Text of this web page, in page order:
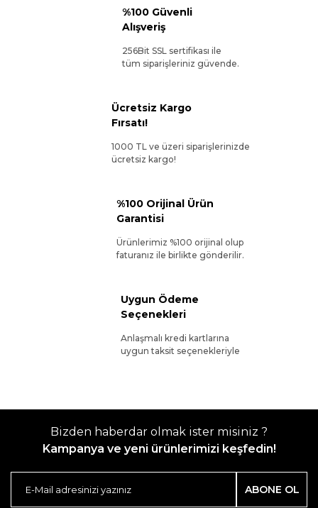
%100 Güvenli
Alışveriş
256Bit SSL sertifikası ile
tüm siparişleriniz güvende.
Ücretsiz Kargo
Fırsatı!
1000 TL ve üzeri siparişlerinizde
ücretsiz kargo!
%100 Orijinal Ürün
Garantisi
Ürünlerimiz %100 orijinal olup
faturanız ile birlikte gönderilir.
Uygun Ödeme
Seçenekleri
Anlaşmalı kredi kartlarına
uygun taksit seçenekleriyle
Bizden haberdar olmak ister misiniz ?
Kampanya ve yeni ürünlerimizi keşfedin!
ABONE OL